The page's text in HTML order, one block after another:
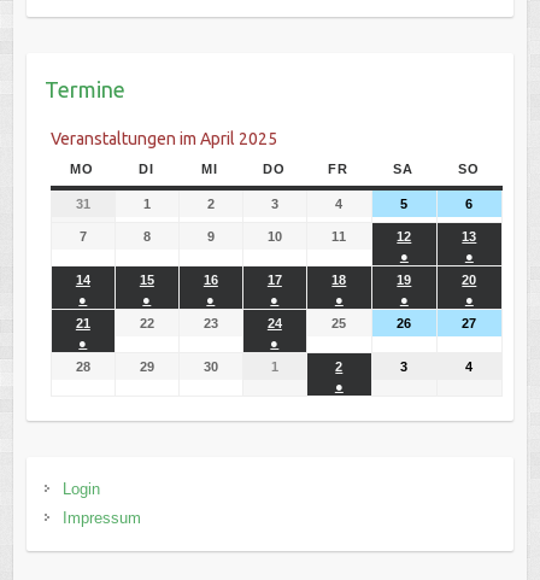
Termine
Veranstaltungen im April 2025
MO DI MI DO FR SA SO
31 1 2 3 4 5 6
7 8 9 10 11
12
●
13
●
14
●
15
●
16
●
17
●
18
●
19
●
20
●
21
●
22 23
24
●
25 26 27
28 29 30 1
2
●
3 4
Login
Impressum